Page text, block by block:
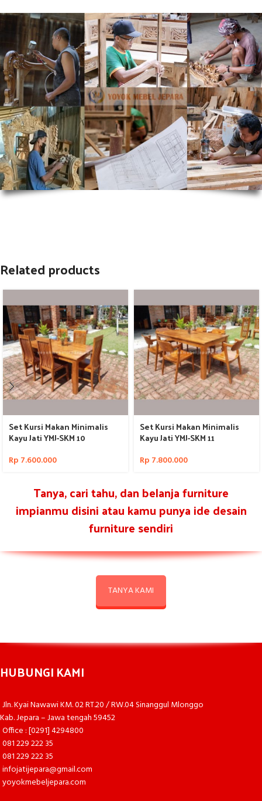
Related products
Set Kursi Makan Minimalis
Kayu Jati YMJ-SKM 10
Rp 7.600.000
Set Kursi Makan Minimalis
Kayu Jati YMJ-SKM 11
Rp 7.800.000
Tanya, cari tahu, dan belanja furniture
impianmu disini atau kamu punya ide desain
furniture sendiri
TANYA KAMI
HUBUNGI KAMI
Jln. Kyai Nawawi KM. 02 RT.20 / RW.04 Sinanggul Mlonggo
Kab. Jepara – Jawa tengah 59452
Office : [0291] 4294800
081 229 222 35
081 229 222 35
infojatijepara@gmail.com
yoyokmebeljepara.com